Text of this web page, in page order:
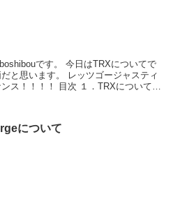
今日はTRXについてで
と思います。 レッツゴージャスティ
１．TRXについて
について